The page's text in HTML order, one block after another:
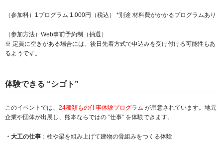
（参加料）1プログラム 1,000円（税込） *別途 材料費がかかるプログラムあり
（参加方法）Web事前予約制（抽選）
※ 定員に空きがある場合には、後日先着方式で申込みを受け付ける可能性もあ
るようです。
体験できる “シゴト”
このイベントでは、 24種類もの仕事体験プログラム が用意されています。地元
企業や団体が出展し、熊本ならではの “仕事” を体験できます。
・大工の仕事 ：柱や梁を組み上げて建物の骨組みをつくる体験